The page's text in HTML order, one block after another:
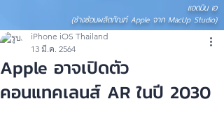
แอดมิน เอ
(ช่างซ่อมผลิตภัณฑ์ Apple จาก MacUp Studio)
Apple อาจเปิดตัว
คอนแทคเลนส์ AR ในปี 2030
iPhone iOS Thailand
13 มี.ค. 2564